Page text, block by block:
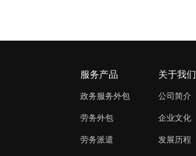
服务产品
政务服务外包
劳务外包
劳务派遣
关于我们
公司简介
企业文化
发展历程